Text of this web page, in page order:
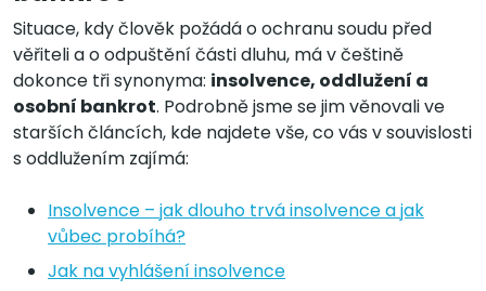
Situace, kdy člověk požádá o ochranu soudu před
věřiteli a o odpuštění části dluhu, má v češtině
dokonce tři synonyma: insolvence, oddlužení a
osobní bankrot. Podrobně jsme se jim věnovali ve
starších článcích, kde najdete vše, co vás v souvislosti
s oddlužením zajímá:
Insolvence – jak dlouho trvá insolvence a jak
vůbec probíhá?
Jak na vyhlášení insolvence